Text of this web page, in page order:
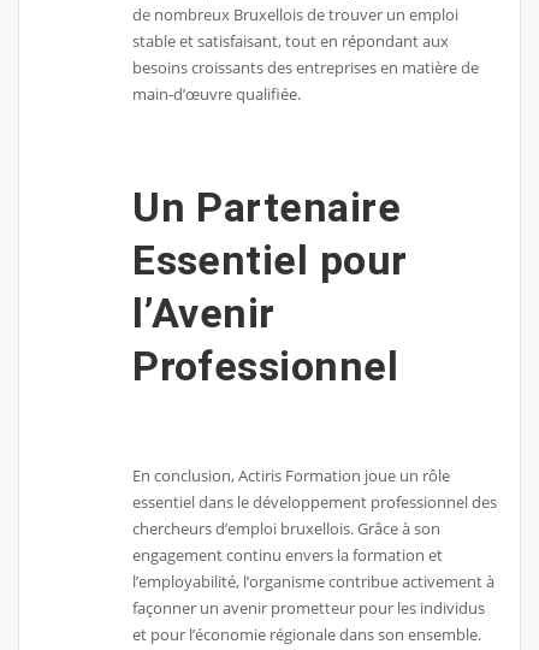
de nombreux Bruxellois de trouver un emploi
stable et satisfaisant, tout en répondant aux
besoins croissants des entreprises en matière de
main-d’œuvre qualifiée.
Un Partenaire
Essentiel pour
l’Avenir
Professionnel
En conclusion, Actiris Formation joue un rôle
essentiel dans le développement professionnel des
chercheurs d’emploi bruxellois. Grâce à son
engagement continu envers la formation et
l’employabilité, l’organisme contribue activement à
façonner un avenir prometteur pour les individus
et pour l’économie régionale dans son ensemble.